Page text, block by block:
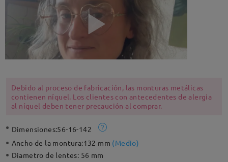
Debido al proceso de fabricación, las monturas metálicas
contienen níquel. Los clientes con antecedentes de alergia
al níquel deben tener precaución al comprar.
Dimensiones:56-16-142
Ancho de la montura:132 mm (Medio)
Diametro de lentes: 56 mm